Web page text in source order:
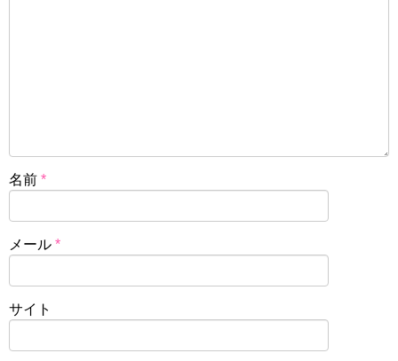
名前 *
メール *
サイト